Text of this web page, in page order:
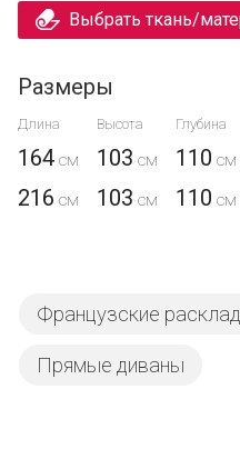
Выбрать ткань/
Размеры
Длина Высота Глубина
164 103 110
216
103 110
Французские
Прямые диваны